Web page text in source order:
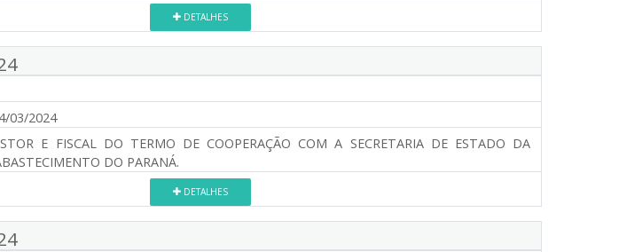
DETALHES
03/2024
E FISCAL DO TERMO DE COOPERAÇÃO COM A SECRETARIA DE ESTADO DA
DO PARANÁ.
DETALHES